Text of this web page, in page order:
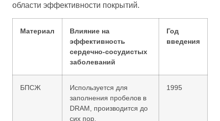
области эффективности покрытий.
Материал
Влияние на
эффективность
сердечно-сосудистых
заболеваний
Год
введения
БПСЖ
Используется для
заполнения пробелов в
DRAM, производится до
сих пор.
1995